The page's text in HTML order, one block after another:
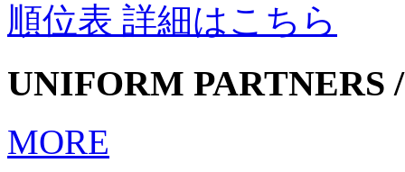
順位表 詳細はこちら
UNIFORM PARTNERS
MORE